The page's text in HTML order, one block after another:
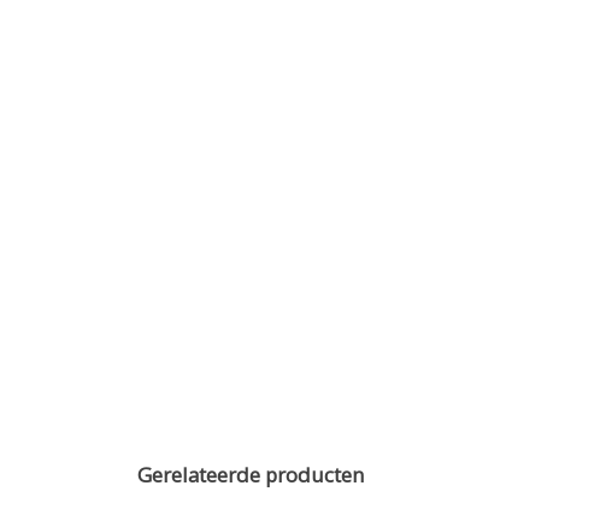
Gerelateerde producten